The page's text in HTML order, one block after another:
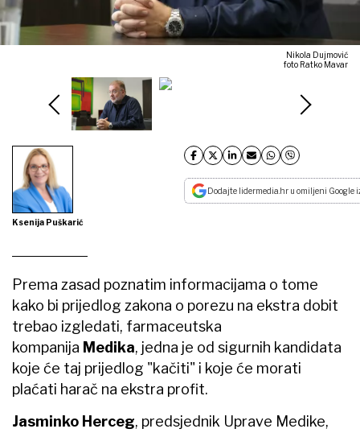
Nikola Dujmović
foto Ratko Mavar
Ksenija Puškarić
Dodajte lidermedia.hr u omiljeni Google
Prema zasad poznatim informacijama o tome
kako bi prijedlog zakona o porezu na ekstra dobit
trebao izgledati, farmaceutska
kompanija Medika, jedna je od sigurnih kandidata
koje će taj prijedlog "kačiti" i koje će morati
plaćati harač na ekstra profit.
Jasminko Herceg, predsjednik Uprave Medike,